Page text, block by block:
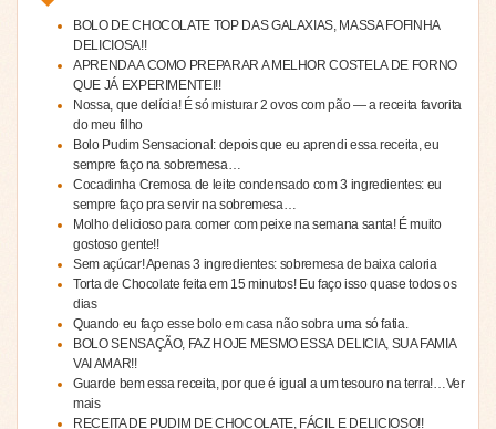
BOLO DE CHOCOLATE TOP DAS GALAXIAS, MASSA FOFINHA
DELICIOSA!!
APRENDA A COMO PREPARAR A MELHOR COSTELA DE FORNO
QUE JÁ EXPERIMENTEI!!
Nossa, que delícia! É só misturar 2 ovos com pão — a receita favorita
do meu filho
Bolo Pudim Sensacional: depois que eu aprendi essa receita, eu
sempre faço na sobremesa…
Cocadinha Cremosa de leite condensado com 3 ingredientes: eu
sempre faço pra servir na sobremesa…
Molho delicioso para comer com peixe na semana santa! É muito
gostoso gente!!
Sem açúcar! Apenas 3 ingredientes: sobremesa de baixa caloria
Torta de Chocolate feita em 15 minutos! Eu faço isso quase todos os
dias
Quando eu faço esse bolo em casa não sobra uma só fatia.
BOLO SENSAÇÃO, FAZ HOJE MESMO ESSA DELICIA, SUA FAMIA
VAI AMAR!!
Guarde bem essa receita, por que é igual a um tesouro na terra!…Ver
mais
RECEITA DE PUDIM DE CHOCOLATE, FÁCIL E DELICIOSO!!